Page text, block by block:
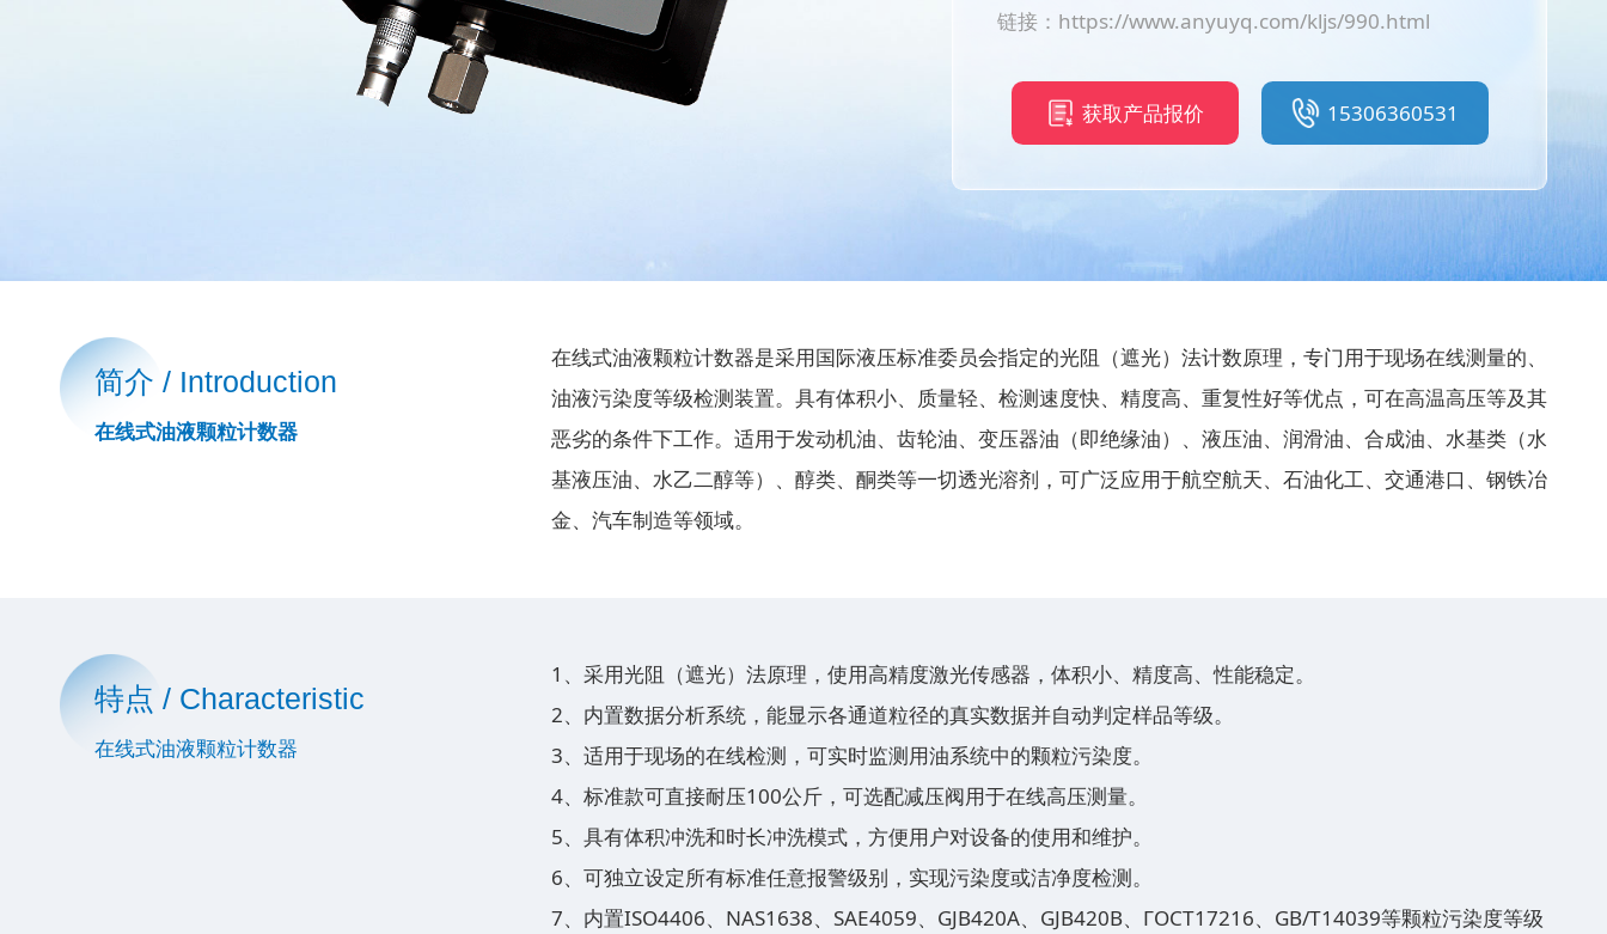
链接： https://www.anyuyq.com/kljs/990.html
获取产品报价 15306360531
简介 / Introduction
在线式油液颗粒计数器
在线式油液颗粒计数器是采用国际液压标准委员会指定的光阻（遮光）法计数原理，专门用于现场在线测量的、
油液污染度等级检测装置。具有体积小、质量轻、检测速度快、精度高、重复性好等优点，可在高温高压等及其
恶劣的条件下工作。适用于发动机油、齿轮油、变压器油（即绝缘油）、液压油、润滑油、合成油、水基类（水
基液压油、水乙二醇等）、醇类、酮类等一切透光溶剂，可广泛应用于航空航天、石油化工、交通港口、钢铁冶
金、汽车制造等领域。
特点 / Characteristic
在线式油液颗粒计数器
1、采用光阻（遮光）法原理，使用高精度激光传感器，体积小、精度高、性能稳定。
2、内置数据分析系统，能显示各通道粒径的真实数据并自动判定样品等级。
3、适用于现场的在线检测，可实时监测用油系统中的颗粒污染度。
4、标准款可直接耐压100公斤，可选配减压阀用于在线高压测量。
5、具有体积冲洗和时长冲洗模式，方便用户对设备的使用和维护。
6、可独立设定所有标准任意报警级别，实现污染度或洁净度检测。
7、内置ISO4406、NAS1638、SAE4059、GJB420A、GJB420B、ГOCT17216、GB/T14039等颗粒污染度等级